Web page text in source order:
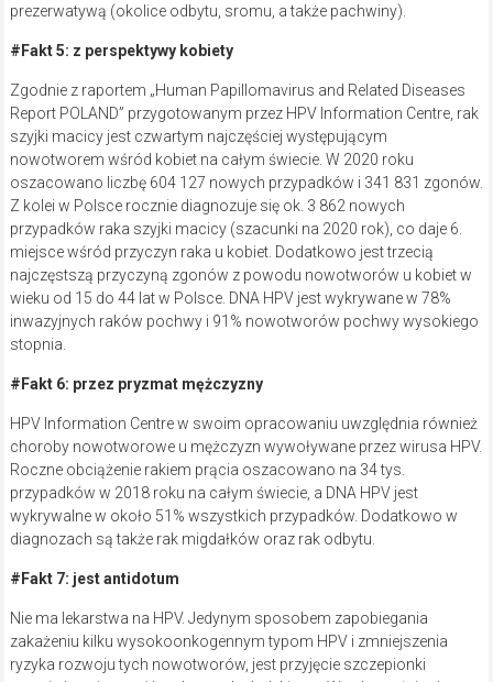
prezerwatywą (okolice odbytu, sromu, a także pachwiny).
#Fakt 5: z perspektywy kobiety
Zgodnie z raportem „Human Papillomavirus and Related Diseases
Report POLAND” przygotowanym przez HPV Information Centre, rak
szyjki macicy jest czwartym najczęściej występującym
nowotworem wśród kobiet na całym świecie. W 2020 roku
oszacowano liczbę 604 127 nowych przypadków i 341 831 zgonów.
Z kolei w Polsce rocznie diagnozuje się ok. 3 862 nowych
przypadków raka szyjki macicy (szacunki na 2020 rok), co daje 6.
miejsce wśród przyczyn raka u kobiet. Dodatkowo jest trzecią
najczęstszą przyczyną zgonów z powodu nowotworów u kobiet w
wieku od 15 do 44 lat w Polsce. DNA HPV jest wykrywane w 78%
inwazyjnych raków pochwy i 91% nowotworów pochwy wysokiego
stopnia.
#Fakt 6: przez pryzmat mężczyzny
HPV Information Centre w swoim opracowaniu uwzględnia również
choroby nowotworowe u mężczyzn wywoływane przez wirusa HPV.
Roczne obciążenie rakiem prącia oszacowano na 34 tys.
przypadków w 2018 roku na całym świecie, a DNA HPV jest
wykrywalne w około 51% wszystkich przypadków. Dodatkowo w
diagnozach są także rak migdałków oraz rak odbytu.
#Fakt 7: jest antidotum
Nie ma lekarstwa na HPV. Jedynym sposobem zapobiegania
zakażeniu kilku wysokoonkogennym typom HPV i zmniejszenia
ryzyka rozwoju tych nowotworów, jest przyjęcie szczepionki